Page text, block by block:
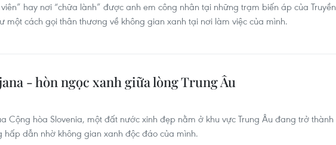
hay nơi “chữa lành” được anh em công nhân tại những trạm biến áp của Truyền
một cách gọi thân thương về không gian xanh tại nơi làm việc của mình.
- hòn ngọc xanh giữa lòng Trung Âu
Cộng hòa Slovenia, một đất nước xinh đẹp nằm ở khu vực Trung Âu đang trở thành
hấp dẫn nhờ không gian xanh độc đáo của mình.